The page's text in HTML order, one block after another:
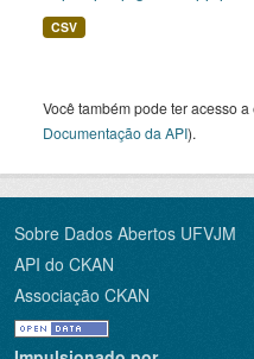
CSV
Você também pode ter acesso
Documentação da API).
Sobre Dados Abertos UFVJM
API do CKAN
Associação CKAN